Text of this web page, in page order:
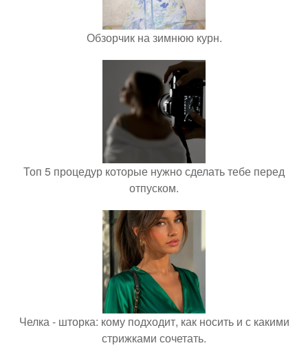
Обзорчик на зимнюю курн.
Топ 5 процедур которые нужно сделать тебе перед
отпуском.
Челка - шторка: кому подходит, как носить и с какими
стрижками сочетать.